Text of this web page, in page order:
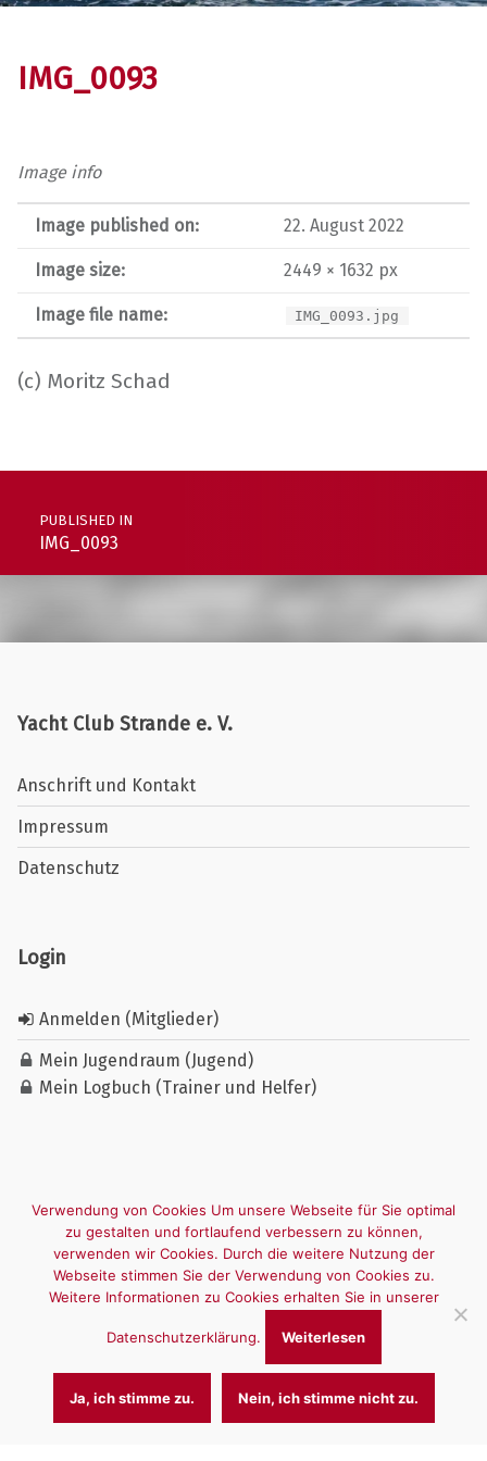
IMG_0093
Image info
Image published on: 22. August 2022
Image size: 2449 × 1632 px
Image file name: IMG_0093.jpg
(c) Moritz Schad
Post navigation
PUBLISHED IN
IMG_0093
Yacht Club Strande e. V.
Anschrift und Kontakt
Impressum
Datenschutz
Login
Anmelden (Mitglieder)
Mein Jugendraum (Jugend)
Mein Logbuch (Trainer und Helfer)
Verwendung von Cookies Um unsere Webseite für Sie optimal
zu gestalten und fortlaufend verbessern zu können,
verwenden wir Cookies. Durch die weitere Nutzung der
Webseite stimmen Sie der Verwendung von Cookies zu.
Weitere Informationen zu Cookies erhalten Sie in unserer
Datenschutzerklärung. Weiterlesen
Ja, ich stimme zu. Nein, ich stimme nicht zu.